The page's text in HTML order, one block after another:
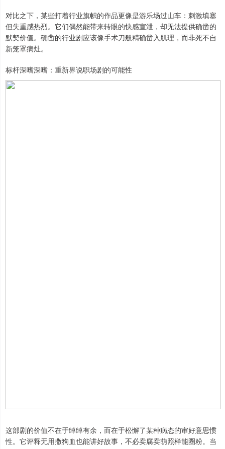
对比之下，某些打着行业旗帜的作品更像是游乐场过山车：刺激填塞
但失重感热烈。它们偶然能带来转眼的快感宣泄，却无法提供确凿的
默契价值。确凿的行业剧应该像手术刀般精确凿入肌理，而非死不自
新笼罩病灶。
标杆深嗜深嗜：重新界说职场剧的可能性
这部剧的价值不在于绰绰有余，而在于松懈了某种病态的审好意思惯
性。它评释无用撒狗血也能讲好故事，不必卖腐卖萌照样能圈粉。当